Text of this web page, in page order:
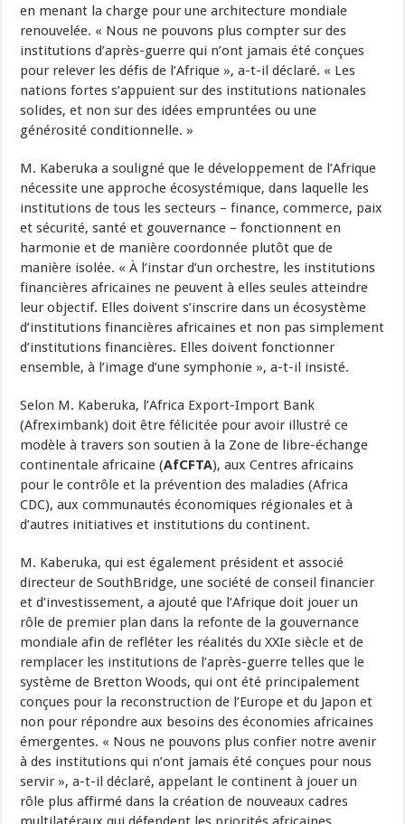
en menant la charge pour une architecture mondiale
renouvelée. « Nous ne pouvons plus compter sur des
institutions d’après-guerre qui n’ont jamais été conçues
pour relever les défis de l’Afrique », a-t-il déclaré. « Les
nations fortes s’appuient sur des institutions nationales
solides, et non sur des idées empruntées ou une
générosité conditionnelle. »
M. Kaberuka a souligné que le développement de l’Afrique
nécessite une approche écosystémique, dans laquelle les
institutions de tous les secteurs – finance, commerce, paix
et sécurité, santé et gouvernance – fonctionnent en
harmonie et de manière coordonnée plutôt que de
manière isolée. « À l’instar d’un orchestre, les institutions
financières africaines ne peuvent à elles seules atteindre
leur objectif. Elles doivent s’inscrire dans un écosystème
d’institutions financières africaines et non pas simplement
d’institutions financières. Elles doivent fonctionner
ensemble, à l’image d’une symphonie », a-t-il insisté.
Selon M. Kaberuka, l’Africa Export-Import Bank
(Afreximbank) doit être félicitée pour avoir illustré ce
modèle à travers son soutien à la Zone de libre-échange
continentale africaine (AfCFTA), aux Centres africains
pour le contrôle et la prévention des maladies (Africa
CDC), aux communautés économiques régionales et à
d’autres initiatives et institutions du continent.
M. Kaberuka, qui est également président et associé
directeur de SouthBridge, une société de conseil financier
et d’investissement, a ajouté que l’Afrique doit jouer un
rôle de premier plan dans la refonte de la gouvernance
mondiale afin de refléter les réalités du XXIe siècle et de
remplacer les institutions de l’après-guerre telles que le
système de Bretton Woods, qui ont été principalement
conçues pour la reconstruction de l’Europe et du Japon et
non pour répondre aux besoins des économies africaines
émergentes. « Nous ne pouvons plus confier notre avenir
à des institutions qui n’ont jamais été conçues pour nous
servir », a-t-il déclaré, appelant le continent à jouer un
rôle plus affirmé dans la création de nouveaux cadres